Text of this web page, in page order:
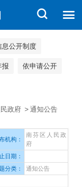
息公开制度
报 依申请公开
政府 > 通知公告
机构：
南芬区人民政
府
日期：
分类：
通知公告